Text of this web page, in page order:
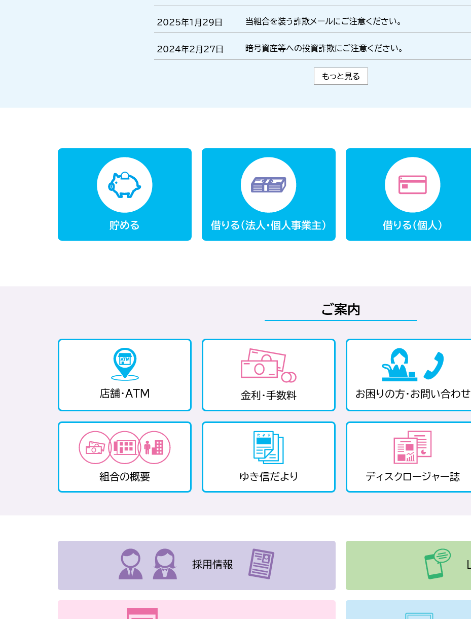
2025年1月29日 当組合を装う詐欺メールにご注意ください。
2024年2月27日 暗号資産等への投資詐欺にご注意ください。
もっと見る
貯める 借りる(法人・個人事業主) 借りる(個人)
ご案内
店舗・ATM 金利・手数料 お困りの方・お問い合わせ
組合の概要 ゆき信だより ディスクロージャー誌
採用情報